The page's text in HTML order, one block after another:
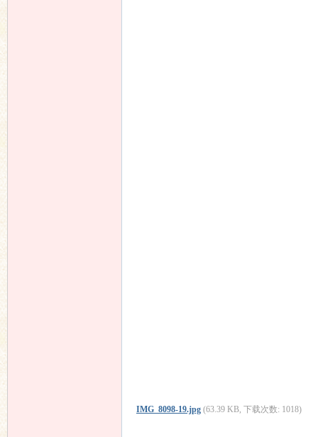
IMG_8098-19.jpg (63.39 KB, 下载次数: 1018)